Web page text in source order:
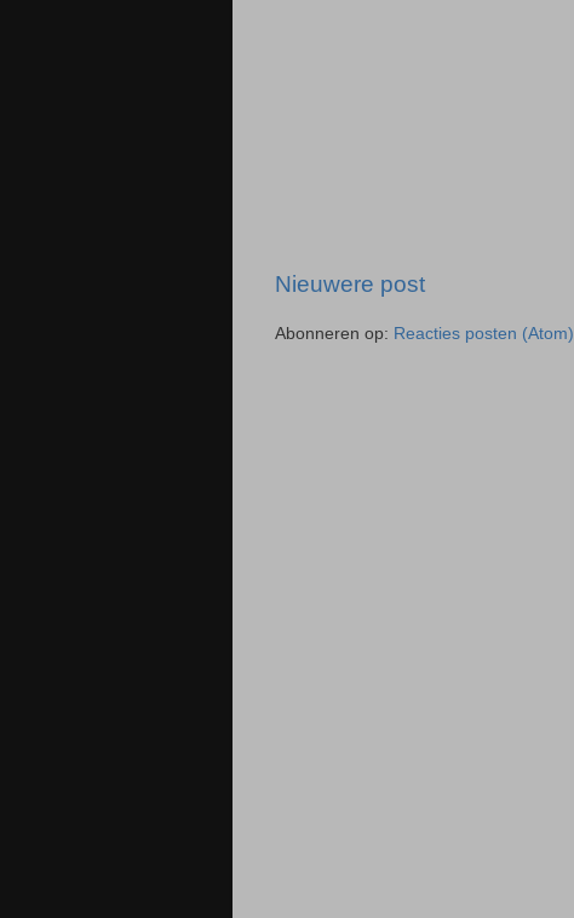
Nieuwere post
Abonneren op: Reacties posten (Atom)